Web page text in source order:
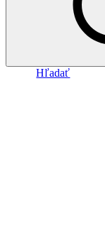
Hľadať